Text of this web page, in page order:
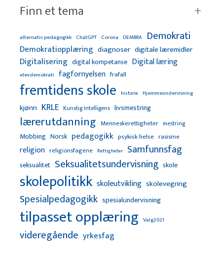
Finn et tema
alternativ pedagogikk ChatGPT Corona DEMBRA Demokrati
Demokratiopplæring diagnoser digitale læremidler
Digitalisering digital kompetanse Digital læring
elevdemokrati fagfornyelsen frafall
fremtidens skole historie Hjemmeundervisning
kjønn KRLE Kunstig Intelligens livsmestring
lærerutdanning Menneskerettigheter mestring
Mobbing Norsk pedagogikk psykisk helse rasisme
religion religionsfagene Rettigheter Samfunnsfag
seksualitet Seksualitetsundervisning skole
skolepolitikk skoleutvikling skolevegring
Spesialpedagogikk spesialundervisning
tilpasset opplæring Valg2021
videregående yrkesfag